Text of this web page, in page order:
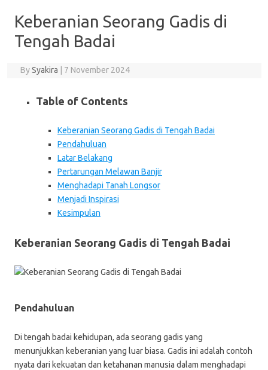
Keberanian Seorang Gadis di
Tengah Badai
BySyakira 7 November 2024
Table of Contents
Keberanian Seorang Gadis di Tengah Badai
Pendahuluan
Latar Belakang
Pertarungan Melawan Banjir
Menghadapi Tanah Longsor
Menjadi Inspirasi
Kesimpulan
Keberanian Seorang Gadis di Tengah Badai
Pendahuluan
Di tengah badai kehidupan, ada seorang gadis yang
menunjukkan keberanian yang luar biasa. Gadis ini adalah contoh
nyata dari kekuatan dan ketahanan manusia dalam menghadapi